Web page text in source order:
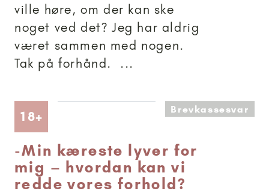
ville høre, om der kan ske
noget ved det? Jeg har aldrig
været sammen med nogen.
Tak på forhånd. ...
18+ Artikler anbefalet til 18+Brevkassesvar
-Min kæreste lyver for
mig – hvordan kan vi
redde vores forhold?